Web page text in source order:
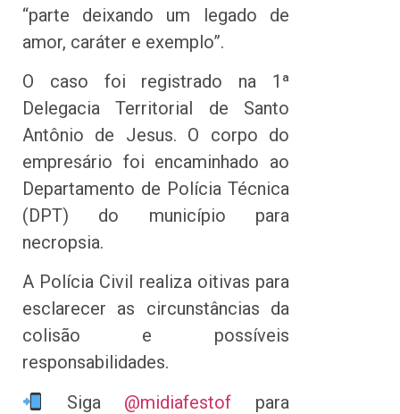
“parte deixando um legado de
amor, caráter e exemplo”.
O caso foi registrado na 1ª
Delegacia Territorial de Santo
Antônio de Jesus. O corpo do
empresário foi encaminhado ao
Departamento de Polícia Técnica
(DPT) do município para
necropsia.
A Polícia Civil realiza oitivas para
esclarecer as circunstâncias da
colisão e possíveis
responsabilidades.
Siga @midiafestof para